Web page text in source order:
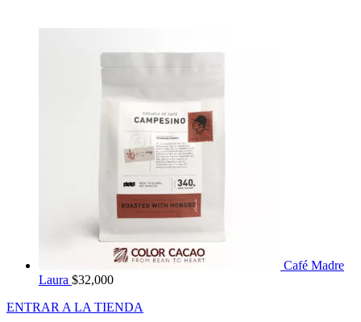
Café Madre
Laura $32,000
ENTRAR A LA TIENDA